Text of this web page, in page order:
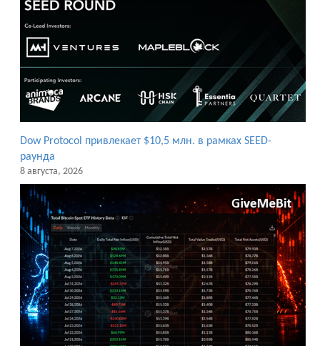
Dow Protocol привлекает $10,5 млн. в рамках SEED-
раунда
8 августа, 2026